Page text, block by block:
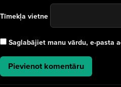
Tīmekļa vietne
Saglabājiet manu vārdu, e-pasta